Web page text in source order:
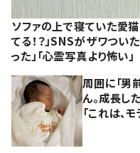
ソファの上で寝ていた愛
てる！？」SNSがザワつい
った」「心霊写真より怖い」
周囲に「男
ん。成長し
「これは、